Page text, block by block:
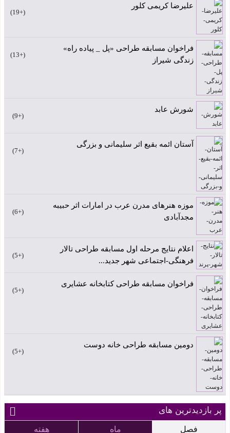
علیرضا کریمی کلور
+19
فراخوان مسابقه طراحی «پل _ پیاده راه»
زندگی شیراز
+13
شورش عابد
+9
آستان ائمه بقیع اثر سلیمانی و بزرگی
+7
موزه هنرهای مدرن عرب در امارات اثر حبیبه
مجدآبادی
+6
اعلام نتایج مرحله اول مسابقه طراحی تالار
فرهنگی-اجتماعی شهر جدید...
+5
فراخوان مسابقه طراحی کتابخانه عشایری
+5
دومین مسابقه طراحی خانه دوست
+5
پر بازدیدترین های
فصل ماه هفته